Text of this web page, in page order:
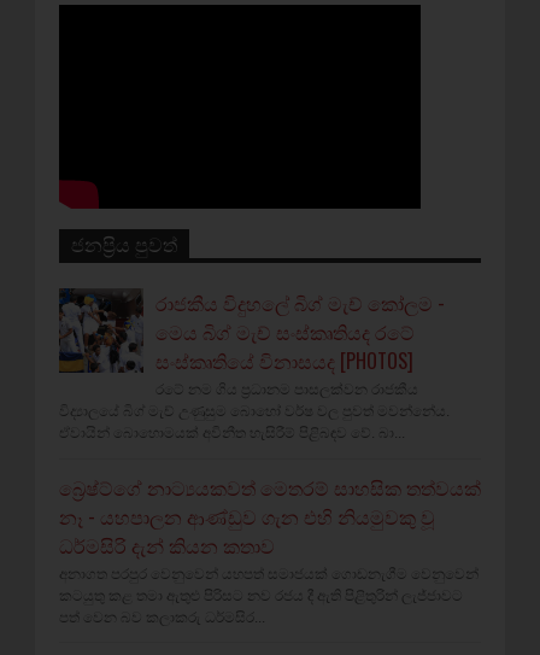
ජනප්‍රිය පුවත්
රාජකීය විදුහලේ බිග් මැච් කෝලම -
මෙය බිග් මැච් සංස්කෘතියද රටේ
සංස්කෘතියේ විනාසයද [PHOTOS]
රටේ නම ගිය ප්‍රධානම පාසලක්වන රාජකීය
විද්‍යාලයේ බිග් මැච් උණුසුම බොහෝ වර්ෂ වල පුවත් මවන්නේය.
ඒවායින් බොහොමයක් අවිනීත හැසිරීම් පිළිබඳව වේ. බා...
බ්‍රෙෂ්ට්ගේ නාට්‍යයකවත් මෙතරම් සාහසික තත්වයක්
නෑ - යහපාලන ආණ්ඩුව ගැන එහි නියමුවකු වූ
ධර්මසිරි දැන් කියන කතාව
අනාගත පරපුර වෙනුවෙන් යහපත් සමාජයක් ගොඩනැගීම වෙනුවෙන්
කටයුතු කළ තමා ඇතුළු පිරිසට නව රජය දී ඇති පිළිතුරින් ලැජ්ජාවට
පත් වෙන බව කලාකරු ධර්මසිර...